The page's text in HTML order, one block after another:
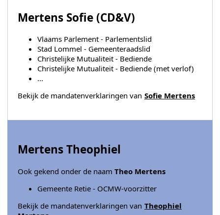
Mertens Sofie (CD&V)
Vlaams Parlement - Parlementslid
Stad Lommel - Gemeenteraadslid
Christelijke Mutualiteit - Bediende
Christelijke Mutualiteit - Bediende (met verlof)
...
Bekijk de mandatenverklaringen van Sofie Mertens
Mertens Theophiel
Ook gekend onder de naam Theo Mertens
Gemeente Retie - OCMW-voorzitter
Bekijk de mandatenverklaringen van Theophiel